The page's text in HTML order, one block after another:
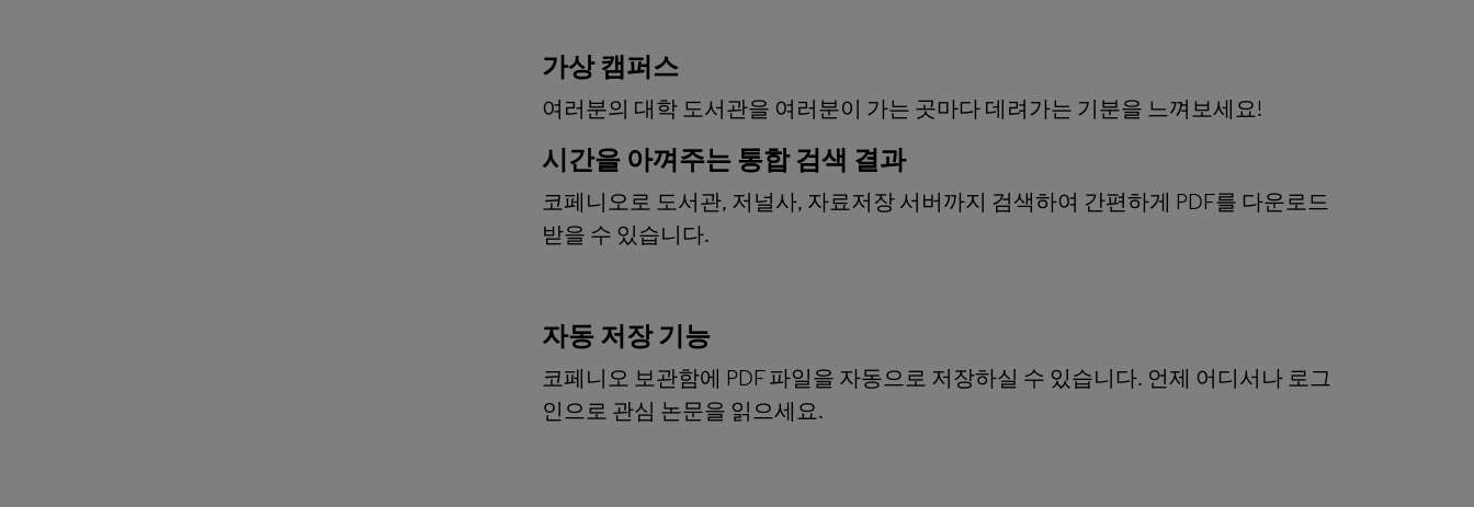
가상 캠퍼스
여러분의 대학 도서관을 여러분이 가는 곳마다 데려가는 기분을 느껴보세요!
시간을 아껴주는 통합 검색 결과
코페니오로 도서관, 저널사, 자료저장 서버까지 검색하여 간편하게 PDF를 다운로드
받을 수 있습니다.
자동 저장 기능
코페니오 보관함에 PDF 파일을 자동으로 저장하실 수 있습니다. 언제 어디서나 로그
인으로 관심 논문을 읽으세요.